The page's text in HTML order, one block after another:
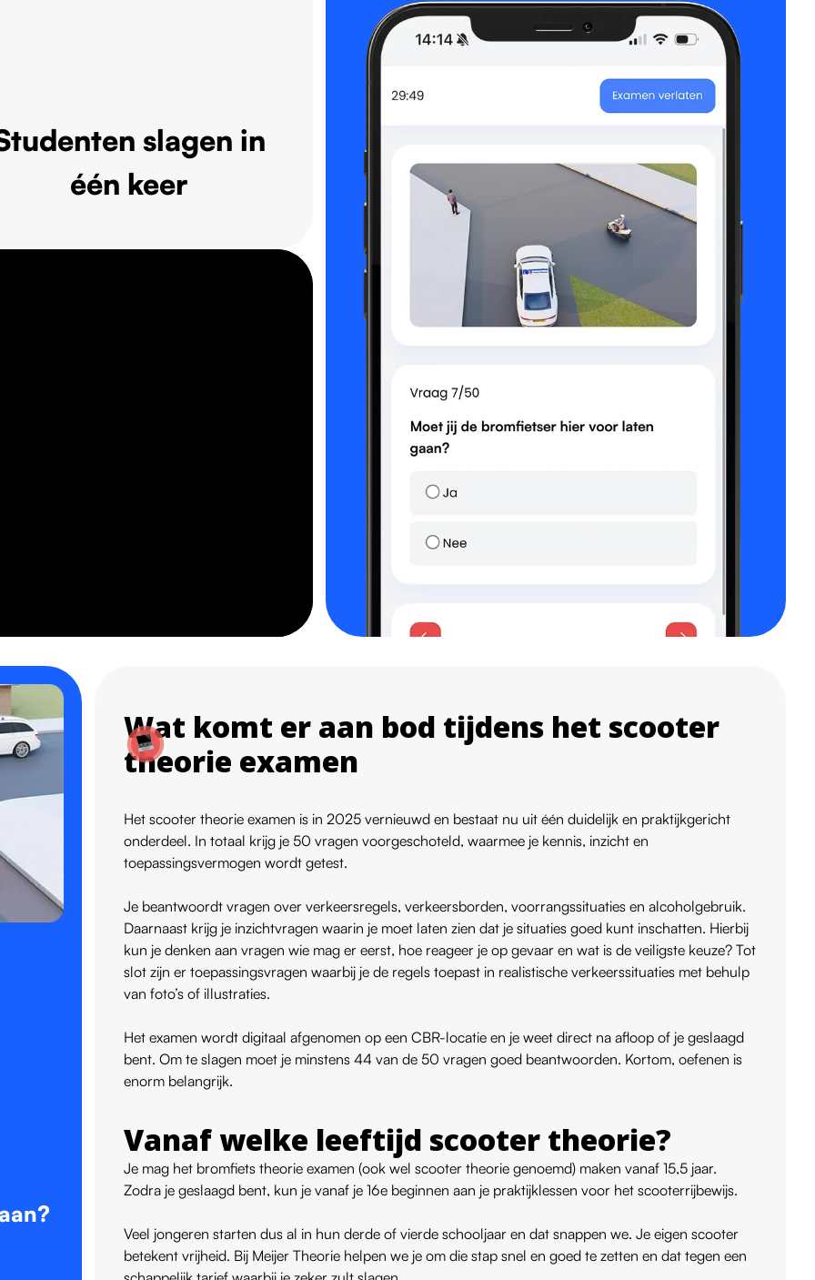
slagen in
één keer
Wat komt er aan bod tijdens het scooter
theorie examen
Het scooter theorie examen is in 2025 vernieuwd en bestaat nu uit één duidelijk en praktijkgericht
onderdeel. In totaal krijg je 50 vragen voorgeschoteld, waarmee je kennis, inzicht en
toepassingsvermogen wordt getest.
Je beantwoordt vragen over verkeersregels, verkeersborden, voorrangssituaties en alcoholgebruik.
Daarnaast krijg je inzichtvragen waarin je moet laten zien dat je situaties goed kunt inschatten. Hierbij
kun je denken aan vragen wie mag er eerst, hoe reageer je op gevaar en wat is de veiligste keuze? Tot
slot zijn er toepassingsvragen waarbij je de regels toepast in realistische verkeerssituaties met behulp
van foto’s of illustraties.
Het examen wordt digitaal afgenomen op een CBR-locatie en je weet direct na afloop of je geslaagd
bent. Om te slagen moet je minstens 44 van de 50 vragen goed beantwoorden. Kortom, oefenen is
enorm belangrijk.
Vanaf welke leeftijd scooter theorie?
Je mag het bromfiets theorie examen (ook wel scooter theorie genoemd) maken vanaf 15,5 jaar.
Zodra je geslaagd bent, kun je vanaf je 16e beginnen aan je praktijklessen voor het scooterrijbewijs.
Veel jongeren starten dus al in hun derde of vierde schooljaar en dat snappen we. Je eigen scooter
betekent vrijheid. Bij Meijer Theorie helpen we je om die stap snel en goed te zetten en dat tegen een